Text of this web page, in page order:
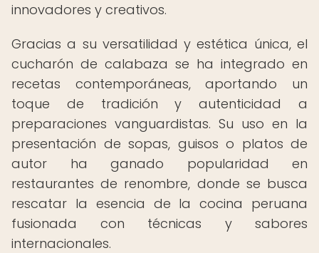
innovadores y creativos.
Gracias a su versatilidad y estética única, el
cucharón de calabaza se ha integrado en
recetas contemporáneas, aportando un
toque de tradición y autenticidad a
preparaciones vanguardistas. Su uso en la
presentación de sopas, guisos o platos de
autor ha ganado popularidad en
restaurantes de renombre, donde se busca
rescatar la esencia de la cocina peruana
fusionada con técnicas y sabores
internacionales.